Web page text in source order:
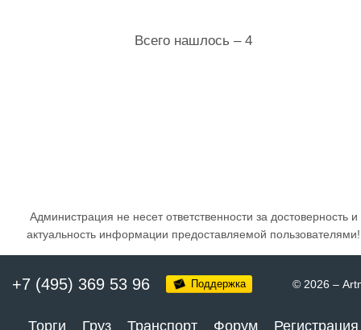
Всего нашлось – 4
Администрация не несет ответственности за достоверность и
актуальность информации предоставляемой пользователями!
+7 (495) 369 53 96 Поддержка © 2026 –
Торги Груз Транспорт Форум Регистрация